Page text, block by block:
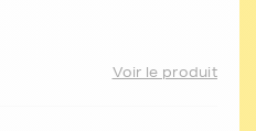
Voir le produit